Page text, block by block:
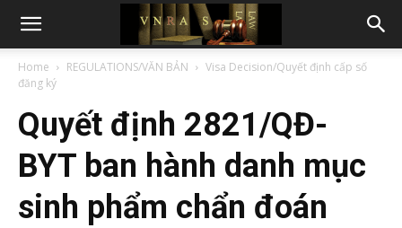
Home REGULATIONS/VĂN BẢN
Visa Decision/Quyết định cấp số
đăng ký
Quyết định 2821/QĐ-
BYT ban hành danh mục
sinh phẩm chẩn đoán